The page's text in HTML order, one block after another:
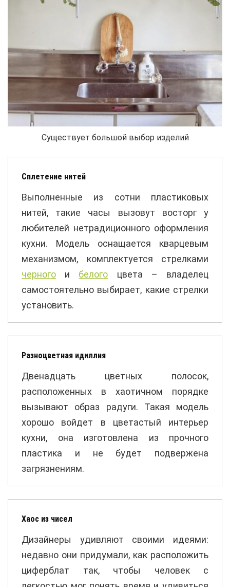
Существует большой выбор изделий
Сплетение нитей
Выполненные из сотни пластиковых
нитей, такие часы вызовут восторг у
любителей нетрадиционного оформления
кухни. Модель оснащается кварцевым
механизмом, комплектуется стрелками
черного и белого цвета – владелец
самостоятельно выбирает, какие стрелки
установить.
Разноцветная идиллия
Двенадцать цветных полосок,
расположенных в хаотичном порядке
вызывают образ радуги. Такая модель
хорошо войдет в цветастый интерьер
кухни, она изготовлена из прочного
пластика и не будет подвержена
загрязнениям.
Хаос из чисел
Дизайнеры удивляют своими идеями:
недавно они придумали, как расположить
циферблат так, чтобы человек с